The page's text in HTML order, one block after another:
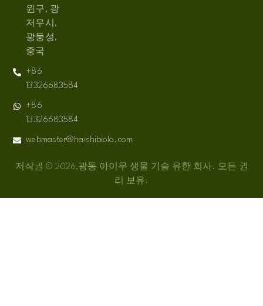
윈구, 광
저우시,
광둥성,
중국
+86
13326683584
+86
13326683584
webmaster@haishibiolo.com
저작권 © 2026,광동 아이무 생물 기술 유한 회사. 모든 권
리 보유.